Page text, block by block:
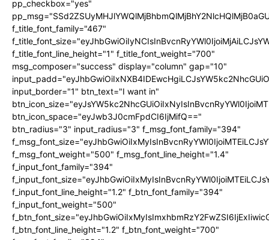
pp_checkbox="yes"
f_title_font_family="467"
f_title_font_line_height="1" f_title_font_weight="700"
msg_composer="success" display="column" gap="10"
input_border="1" btn_text="I want in"
btn_icon_space="eyJwb3J0cmFpdCI6IjMifQ=="
btn_radius="3" input_radius="3" f_msg_font_family="394"
f_msg_font_weight="500" f_msg_font_line_height="1.4"
f_input_font_family="394"
f_input_font_line_height="1.2" f_btn_font_family="394"
f_input_font_weight="500"
f_btn_font_line_height="1.2" f_btn_font_weight="700"